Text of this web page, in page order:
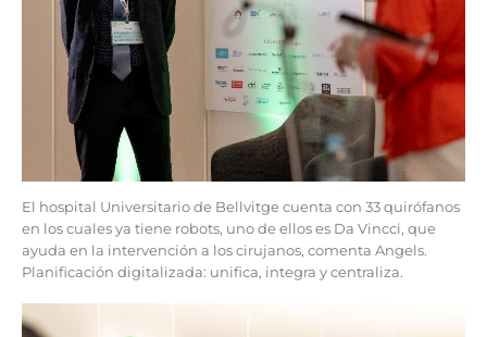
El hospital Universitario de Bellvitge cuenta con 33 quirófanos
en los cuales ya tiene robots, uno de ellos es Da Vincci, que
ayuda en la intervención a los cirujanos, comenta Angels.
Planificación digitalizada: unifica, integra y centraliza.